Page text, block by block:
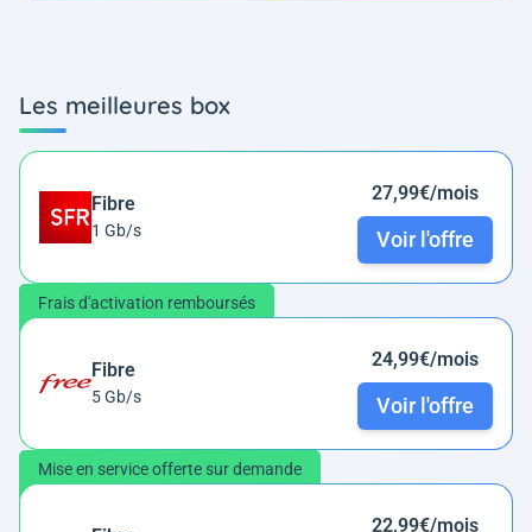
Les meilleures box
Fibre
1 Gb/s
27,99€/mois
Voir l'offre
Frais d'activation remboursés
Fibre
5 Gb/s
24,99€/mois
Voir l'offre
Mise en service offerte sur demande
22,99€/mois